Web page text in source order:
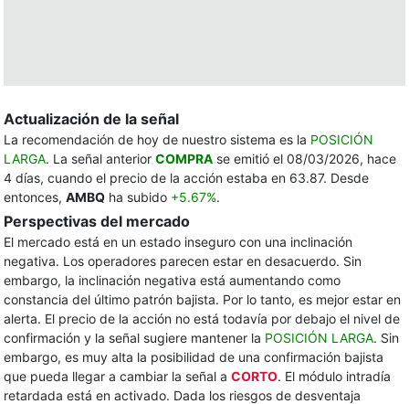
Actualización de la señal
La recomendación de hoy de nuestro sistema es la POSICIÓN
LARGA. La señal anterior COMPRA se emitió el 08/03/2026, hace
4 días, cuando el precio de la acción estaba en 63.87. Desde
entonces, AMBQ ha subido +5.67%.
Perspectivas del mercado
El mercado está en un estado inseguro con una inclinación
negativa. Los operadores parecen estar en desacuerdo. Sin
embargo, la inclinación negativa está aumentando como
constancia del último patrón bajista. Por lo tanto, es mejor estar en
alerta. El precio de la acción no está todavía por debajo el nivel de
confirmación y la señal sugiere mantener la POSICIÓN LARGA. Sin
embargo, es muy alta la posibilidad de una confirmación bajista
que pueda llegar a cambiar la señal a CORTO. El módulo intradía
retardada está en activado. Dada los riesgos de desventaja